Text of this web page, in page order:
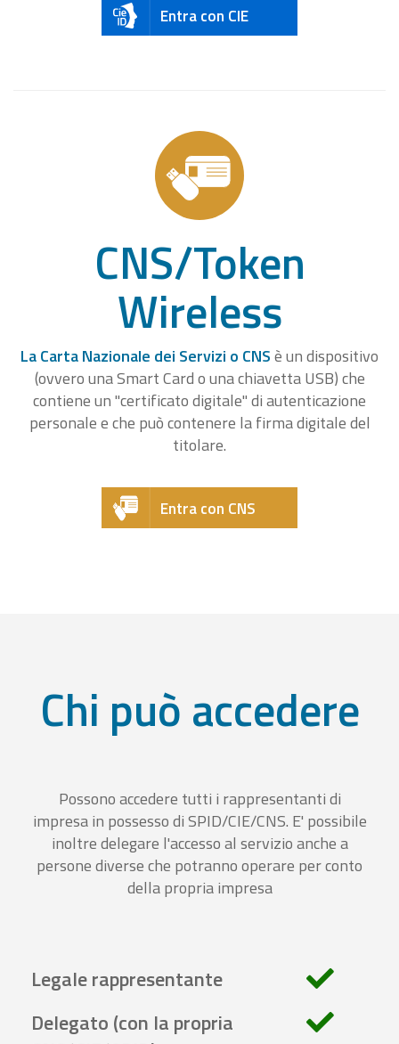
Entra con CIE
CNS/Token
Wireless
La Carta Nazionale dei Servizi o CNSè un dispositivo
(ovvero una Smart Card o una chiavetta USB) che
contiene un "certificato digitale" di autenticazione
personale e che può contenere la firma digitale del
titolare.
Entra con CNS
Chi può accedere
Possono accedere tutti i rappresentanti di
impresa in possesso di SPID/CIE/CNS. E' possibile
inoltre delegare l'accesso al servizio anche a
persone diverse che potranno operare per conto
della propria impresa
Legale rappresentante
Delegato (con la propria